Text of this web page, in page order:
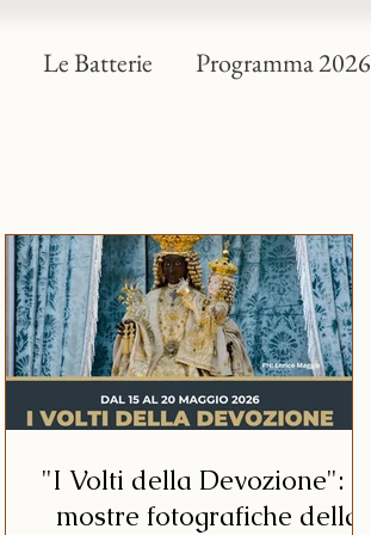
Le Batterie Programma 2026
"I Volti della Devozione": le
mostre fotografiche della